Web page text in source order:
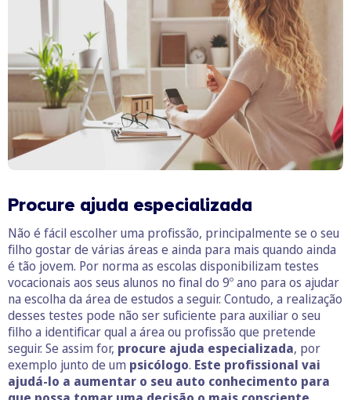
Procure ajuda especializada
Não é fácil escolher uma profissão, principalmente se o seu
filho gostar de várias áreas e ainda para mais quando ainda
é tão jovem. Por norma as escolas disponibilizam testes
vocacionais aos seus alunos no final do 9º ano para os ajudar
na escolha da área de estudos a seguir. Contudo, a realização
desses testes pode não ser suficiente para auxiliar o seu
filho a identificar qual a área ou profissão que pretende
seguir. Se assim for, procure ajuda especializada, por
exemplo junto de um psicólogo. Este profissional vai
ajudá-lo a aumentar o seu auto conhecimento para